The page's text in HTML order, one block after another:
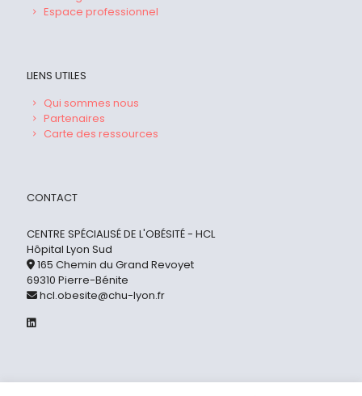
Espace professionnel
LIENS UTILES
Qui sommes nous
Partenaires
Carte des ressources
CONTACT
CENTRE SPÉCIALISÉ DE L'OBÉSITÉ - HCL
Hôpital Lyon Sud
165 Chemin du Grand Revoyet
69310 Pierre-Bénite
hcl.obesite@chu-lyon.fr